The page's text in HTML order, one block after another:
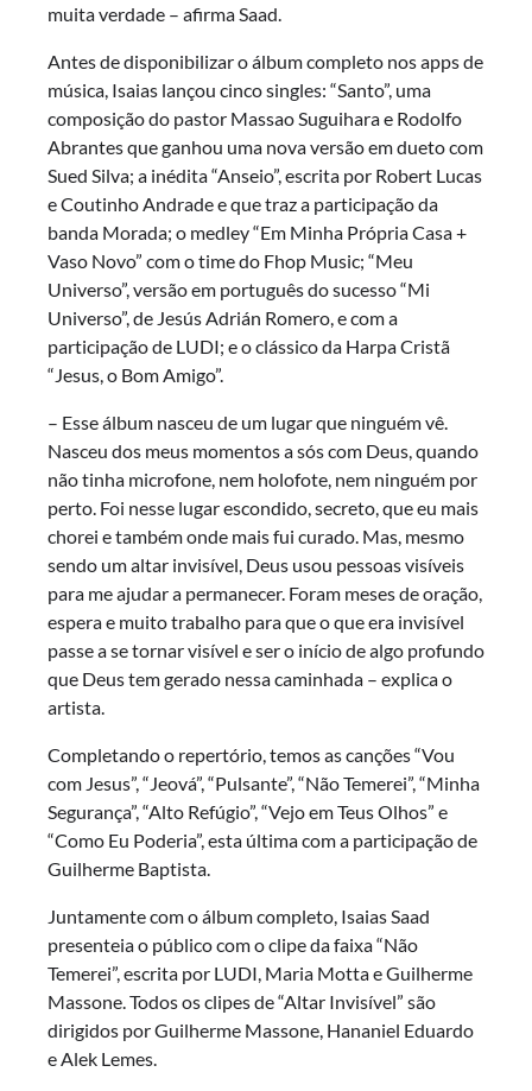
muita verdade – afirma Saad.
Antes de disponibilizar o álbum completo nos apps de
música, Isaias lançou cinco singles: “Santo”, uma
composição do pastor Massao Suguihara e Rodolfo
Abrantes que ganhou uma nova versão em dueto com
Sued Silva; a inédita “Anseio”, escrita por Robert Lucas
e Coutinho Andrade e que traz a participação da
banda Morada; o medley “Em Minha Própria Casa +
Vaso Novo” com o time do Fhop Music; “Meu
Universo”, versão em português do sucesso “Mi
Universo”, de Jesús Adrián Romero, e com a
participação de LUDI; e o clássico da Harpa Cristã
“Jesus, o Bom Amigo”.
– Esse álbum nasceu de um lugar que ninguém vê.
Nasceu dos meus momentos a sós com Deus, quando
não tinha microfone, nem holofote, nem ninguém por
perto. Foi nesse lugar escondido, secreto, que eu mais
chorei e também onde mais fui curado. Mas, mesmo
sendo um altar invisível, Deus usou pessoas visíveis
para me ajudar a permanecer. Foram meses de oração,
espera e muito trabalho para que o que era invisível
passe a se tornar visível e ser o início de algo profundo
que Deus tem gerado nessa caminhada – explica o
artista.
Completando o repertório, temos as canções “Vou
com Jesus”, “Jeová”, “Pulsante”, “Não Temerei”, “Minha
Segurança”, “Alto Refúgio”, “Vejo em Teus Olhos” e
“Como Eu Poderia”, esta última com a participação de
Guilherme Baptista.
Juntamente com o álbum completo, Isaias Saad
presenteia o público com o clipe da faixa “Não
Temerei”, escrita por LUDI, Maria Motta e Guilherme
Massone. Todos os clipes de “Altar Invisível” são
dirigidos por Guilherme Massone, Hananiel Eduardo
e Alek Lemes.